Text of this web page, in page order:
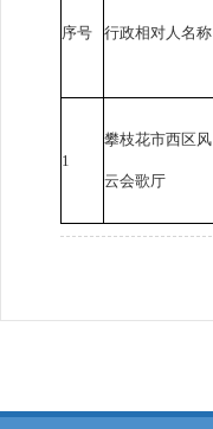
序号 行政相对人名称
1
攀枝花市西区风
云会歌厅